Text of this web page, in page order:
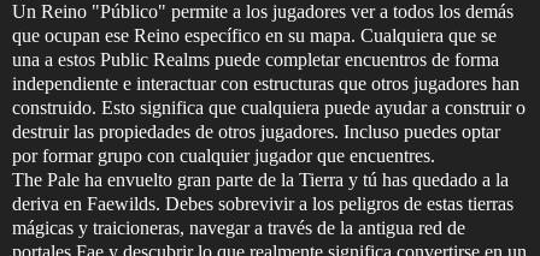
Un Reino "Público" permite a los jugadores ver a todos los demás
que ocupan ese Reino específico en su mapa. Cualquiera que se
una a estos Public Realms puede completar encuentros de forma
independiente e interactuar con estructuras que otros jugadores han
construido. Esto significa que cualquiera puede ayudar a construir o
destruir las propiedades de otros jugadores. Incluso puedes optar
por formar grupo con cualquier jugador que encuentres.
The Pale ha envuelto gran parte de la Tierra y tú has quedado a la
deriva en Faewilds. Debes sobrevivir a los peligros de estas tierras
mágicas y traicioneras, navegar a través de la antigua red de